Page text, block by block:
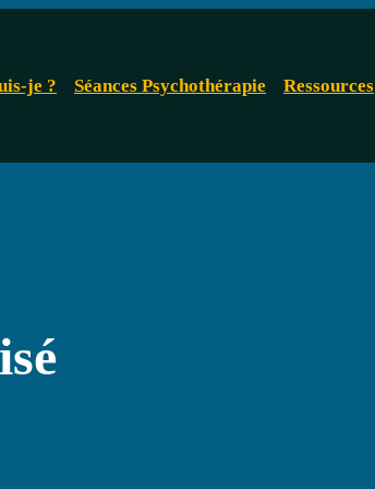
je ? Séances Psychothérapie Ressources